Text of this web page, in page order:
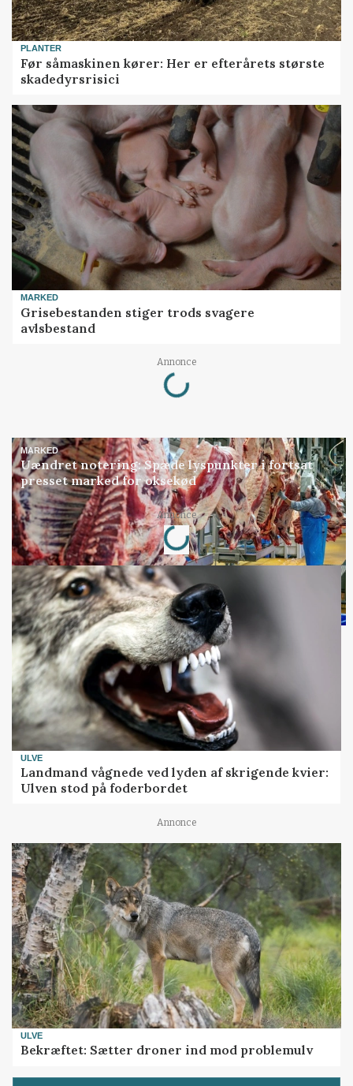
PLANTER
Før såmaskinen kører: Her er efterårets største
skadedyrsrisici
MARKED
Grisebestanden stiger trods svagere
avlsbestand
Annonce
Loading...
MARKED
Uændret notering: Spæde lyspunkter i fortsat
presset marked for oksekød
Annonce
Loading...
ULVE
Landmand vågnede ved lyden af skrigende kvier:
Ulven stod på foderbordet
Annonce
ULVE
Bekræftet: Sætter droner ind mod problemulv